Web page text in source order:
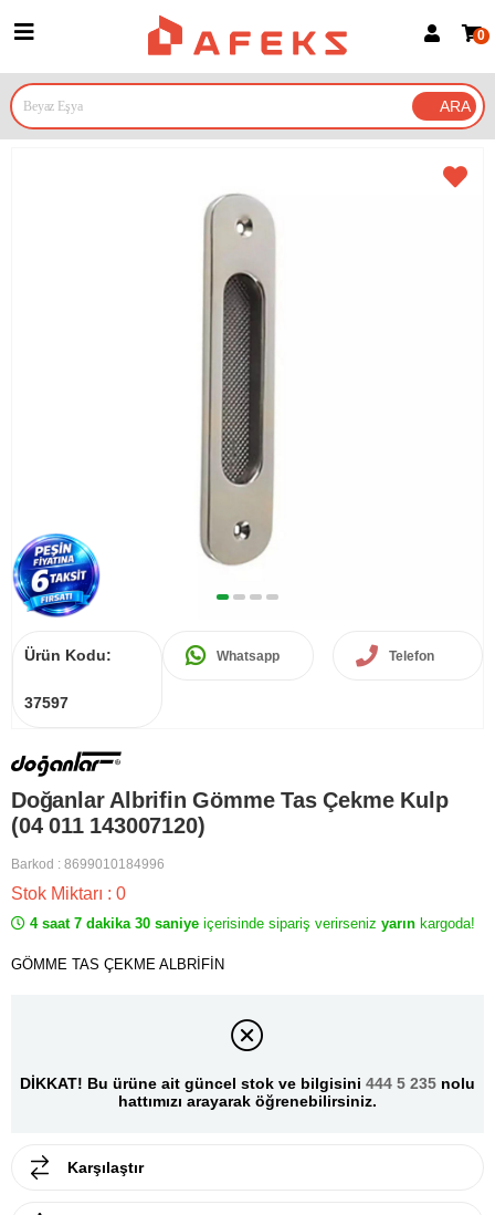
Google İle Bağlan
0
Ürün Kodu:
37597
Whatsapp Telefon
Doğanlar Albrifin Gömme Tas Çekme Kulp
(04 011 143007120)
Barkod : 8699010184996
Stok Miktarı : 0
4 saat 7 dakika 30 saniye içerisinde sipariş verirseniz yarın kargoda!
GÖMME TAS ÇEKME ALBRİFİN
DİKKAT! Bu ürüne ait güncel stok ve bilgisini 444 5 235 nolu
hattımızı arayarak öğrenebilirsiniz.
Karşılaştır